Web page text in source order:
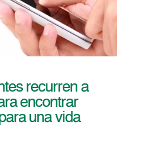
recurren a
encontrar
una vida